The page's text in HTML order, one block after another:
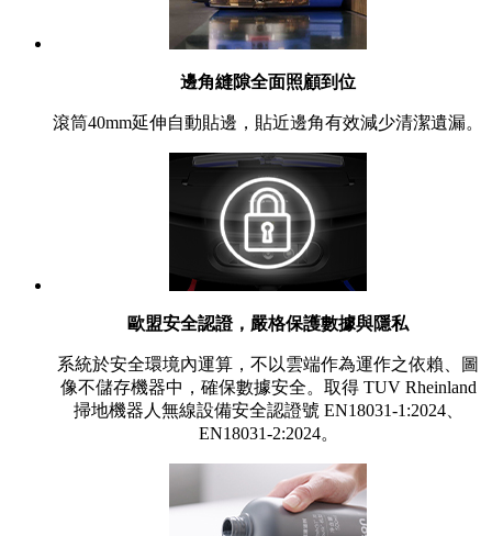
邊角縫隙全面照顧到位
滾筒40mm延伸自動貼邊，貼近邊角有效減少清潔遺漏。
歐盟安全認證，嚴格保護數據與隱私
系統於安全環境內運算，不以雲端作為運作之依賴、圖
像不儲存機器中，確保數據安全。取得 TUV Rheinland
掃地機器人無線設備安全認證號 EN18031-1:2024、
EN18031-2:2024。